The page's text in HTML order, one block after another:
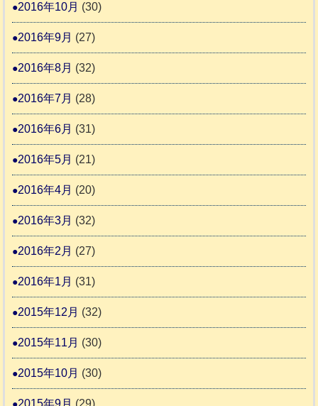
2016年10月 (30)
2016年9月 (27)
2016年8月 (32)
2016年7月 (28)
2016年6月 (31)
2016年5月 (21)
2016年4月 (20)
2016年3月 (32)
2016年2月 (27)
2016年1月 (31)
2015年12月 (32)
2015年11月 (30)
2015年10月 (30)